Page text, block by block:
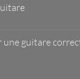
guitare